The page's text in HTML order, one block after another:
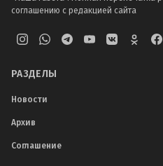
соглашению с редакцией сайта
РАЗДЕЛЫ
Новости
Архив
Соглашение